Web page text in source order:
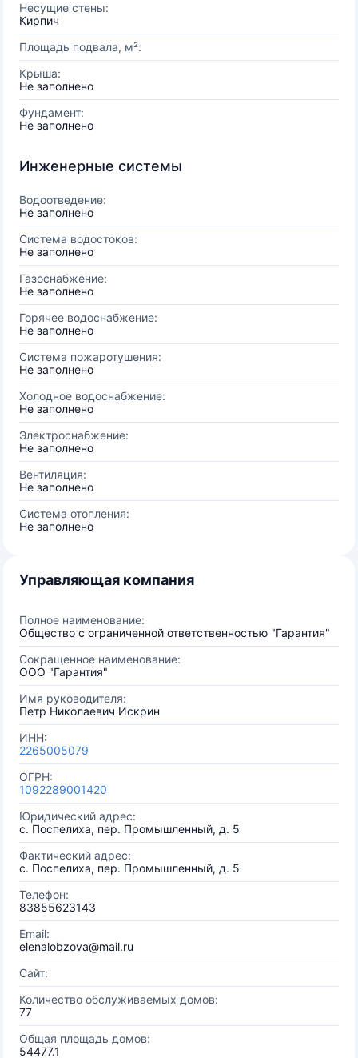
Несущие стены:
Кирпич
Площадь подвала, м²:
Крыша:
Не заполнено
Фундамент:
Не заполнено
Инженерные системы
Водоотведение:
Не заполнено
Система водостоков:
Не заполнено
Газоснабжение:
Не заполнено
Горячее водоснабжение:
Не заполнено
Система пожаротушения:
Не заполнено
Холодное водоснабжение:
Не заполнено
Электроснабжение:
Не заполнено
Вентиляция:
Не заполнено
Система отопления:
Не заполнено
Управляющая компания
Полное наименование:
Общество с ограниченной ответственностью "Гарантия"
Сокращенное наименование:
ООО "Гарантия"
Имя руководителя:
Петр Николаевич Искрин
ИНН:
2265005079
ОГРН:
1092289001420
Юридический адрес:
с. Поспелиха, пер. Промышленный, д. 5
Фактический адрес:
с. Поспелиха, пер. Промышленный, д. 5
Телефон:
83855623143
Email:
elenalobzova@mail.ru
Сайт:
Количество обслуживаемых домов:
77
Общая площадь домов:
54477.1